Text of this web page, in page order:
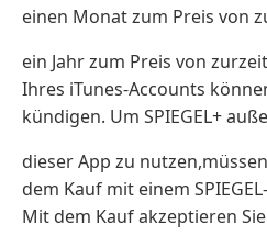
einen Monat zum Preis von
ein Jahr zum Preis von
Ihres iTunes-Accounts
kündigen. Um SPIEGEL+
dieser App zu
dem Kauf mit einem
Mit dem Kauf akzeptieren